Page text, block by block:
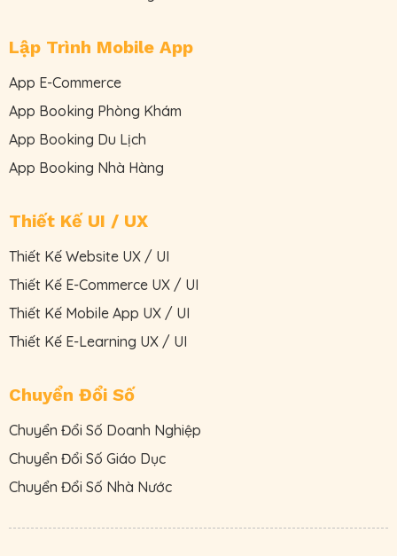
Lập Trình Mobile App
App E-Commerce
App Booking Phòng Khám
App Booking Du Lịch
App Booking Nhà Hàng
Thiết Kế UI / UX
Thiết Kế Website UX / UI
Thiết Kế E-Commerce UX / UI
Thiết Kế Mobile App UX / UI
Thiết Kế E-Learning UX / UI
Chuyển Đổi Số
Chuyển Đổi Số Doanh Nghiệp
Chuyển Đổi Số Giáo Dục
Chuyển Đổi Số Nhà Nước